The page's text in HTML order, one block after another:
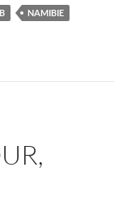
NAMIBIE